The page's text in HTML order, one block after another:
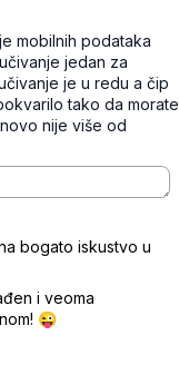
mobilnih podataka
jedan za
je u redu a čip
tako da morate
nije više od
bogato iskustvo u
i veoma
😜